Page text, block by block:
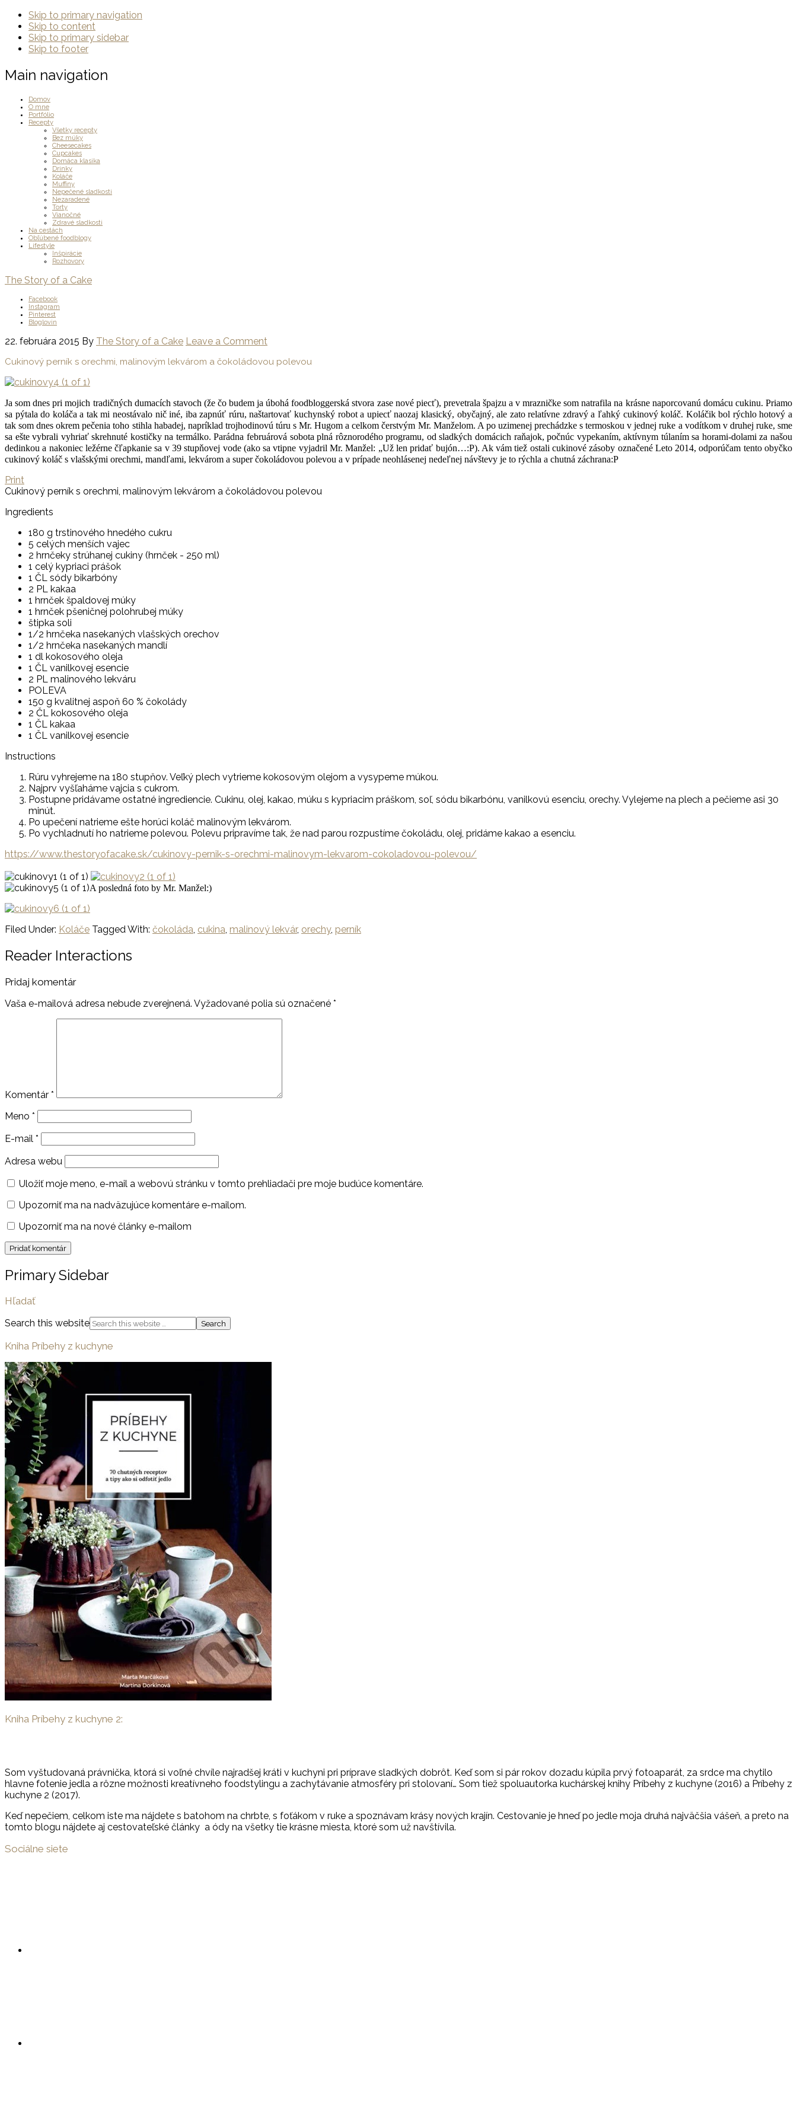
Skip to primary navigation
Skip to content
Skip to primary sidebar
Skip to footer
Main navigation
Domov
O mne
Portfólio
Recepty
Všetky recepty
Bez múky
Cheesecakes
Cupcakes
Domáca klasika
Drinky
Koláče
Muffiny
Nepečené sladkosti
Nezaradené
Torty
Vianočné
Zdravé sladkosti
Na cestách
Obľúbené foodblogy
Lifestyle
Inšpirácie
Rozhovory
The Story of a Cake
Facebook
Instagram
Pinterest
Bloglovin
22. februára 2015 By The Story of a Cake Leave a Comment
Cukinový perník s orechmi, malinovým lekvárom a čokoládovou polevou
Ja som dnes pri mojich tradičných dumacích stavoch (že čo budem ja úbohá foodbloggerská stvora zase nové piecť), prevetrala špajzu a v mrazničke som natrafila na krásne naporcovanú domácu cukinu. Priamo
sa pýtala do koláča a tak mi neostávalo nič iné, iba zapnúť rúru, naštartovať kuchynský robot a upiecť naozaj klasický, obyčajný, ale zato relatívne zdravý a ľahký cukinový koláč. Koláčik bol rýchlo hotový a
tak som dnes okrem pečenia toho stihla habadej, napríklad trojhodinovú túru s Mr. Hugom a celkom čerstvým Mr. Manželom. A po uzimenej prechádzke s termoskou v jednej ruke a vodítkom v druhej ruke, sme
sa ešte vybrali vyhriať skrehnuté kostičky na termálko. Parádna februárová sobota plná rôznorodého programu, od sladkých domácich raňajok, počnúc vypekaním, aktívnym túlaním sa horami-dolami za našou
dedinkou a nakoniec ležérne čľapkanie sa v 39 stupňovej vode (ako sa vtipne vyjadril Mr. Manžel: „Už len pridať bujón…:P). Ak vám tiež ostali cukinové zásoby označené Leto 2014, odporúčam tento obyčko
cukinový koláč s vlašskými orechmi, mandľami, lekvárom a super čokoládovou polevou a v prípade neohlásenej nedeľnej návštevy je to rýchla a chutná záchrana:P
Print
Cukinový perník s orechmi, malinovým lekvárom a čokoládovou polevou
Ingredients
180 g trstinového hnedého cukru
5 celých menších vajec
2 hrnčeky strúhanej cukiny (hrnček - 250 ml)
1 celý kypriaci prášok
1 ČL sódy bikarbóny
2 PL kakaa
1 hrnček špaldovej múky
1 hrnček pšeničnej polohrubej múky
štipka soli
1/2 hrnčeka nasekaných vlašských orechov
1/2 hrnčeka nasekaných mandlí
1 dl kokosového oleja
1 ČL vanilkovej esencie
2 PL malinového lekváru
POLEVA
150 g kvalitnej aspoň 60 % čokolády
2 ČL kokosového oleja
1 ČL kakaa
1 ČL vanilkovej esencie
Instructions
Rúru vyhrejeme na 180 stupňov. Veľký plech vytrieme kokosovým olejom a vysypeme múkou.
Najprv vyšľaháme vajcia s cukrom.
Postupne pridávame ostatné ingrediencie. Cukinu, olej, kakao, múku s kypriacim práškom, soľ, sódu bikarbónu, vanilkovú esenciu, orechy. Vylejeme na plech a pečieme asi 30
minút.
Po upečení natrieme ešte horúci koláč malinovým lekvárom.
Po vychladnutí ho natrieme polevou. Polevu pripravíme tak, že nad parou rozpustíme čokoládu, olej, pridáme kakao a esenciu.
https://www.thestoryofacake.sk/cukinovy-pernik-s-orechmi-malinovym-lekvarom-cokoladovou-polevou/
A posledná foto by Mr. Manžel:)
Filed Under: Koláče Tagged With: čokoláda, cukina, malinový lekvár, orechy, perník
Reader Interactions
Pridaj komentár
Vaša e-mailová adresa nebude zverejnená. Vyžadované polia sú označené *
Komentár *
Meno *
E-mail *
Adresa webu
Uložiť moje meno, e-mail a webovú stránku v tomto prehliadači pre moje budúce komentáre.
Upozorniť ma na nadväzujúce komentáre e-mailom.
Upozorniť ma na nové články e-mailom
Primary Sidebar
Hľadať
Search this website
Kniha Príbehy z kuchyne
Kniha Príbehy z kuchyne 2:
Som vyštudovaná právnička, ktorá si voľné chvíle najradšej kráti v kuchyni pri príprave sladkých dobrôt. Keď som si pár rokov dozadu kúpila prvý fotoaparát, za srdce ma chytilo
hlavne fotenie jedla a rôzne možnosti kreatívneho foodstylingu a zachytávanie atmosféry pri stolovaní… Som tiež spoluautorka kuchárskej knihy Príbehy z kuchyne (2016) a Príbehy z
kuchyne 2 (2017).
Keď nepečiem, celkom iste ma nájdete s batohom na chrbte, s foťákom v ruke a spoznávam krásy nových krajín. Cestovanie je hneď po jedle moja druhá najväčšia vášeň, a preto na
tomto blogu nájdete aj cestovateľské články a ódy na všetky tie krásne miesta, ktoré som už navštívila.
Sociálne siete